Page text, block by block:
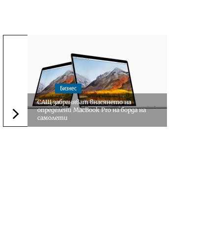
Следваща новина
Бизнес
САЩ забраняват внасянето на
определени MacBook Pro на борда на
самолети